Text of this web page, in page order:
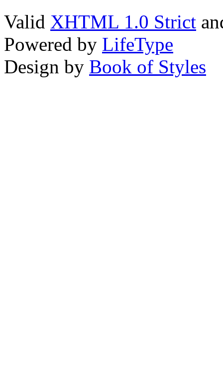
Valid XHTML 1.0 Strict
Powered by LifeType
Design by Book of Styles